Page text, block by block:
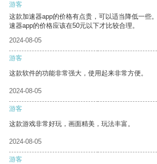
游客
这款加速器app的价格有点贵，可以适当降低一些
速器app的价格应该在50元以下才比较合理。
2024-08-05
游客
这款软件的功能非常强大，使用起来非常方便。
2024-08-05
游客
这款游戏非常好玩，画面精美，玩法丰富。
2024-08-05
游客